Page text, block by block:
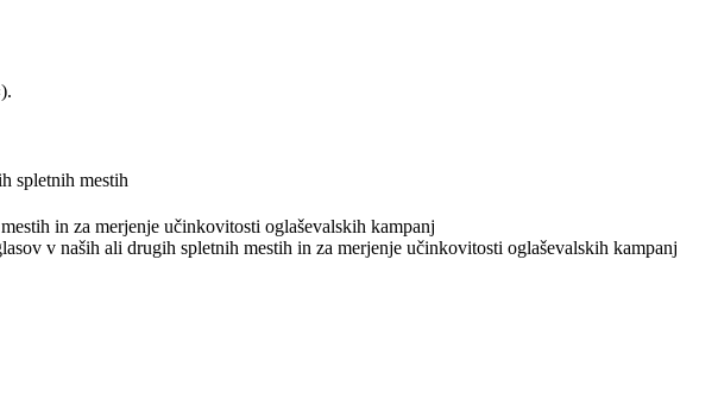
spletnih mestih
in za merjenje učinkovitosti oglaševalskih kampanj
v naših ali drugih spletnih mestih in za merjenje učinkovitosti oglaševalskih kampanj